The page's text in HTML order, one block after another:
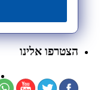
הצטרפו אלינו